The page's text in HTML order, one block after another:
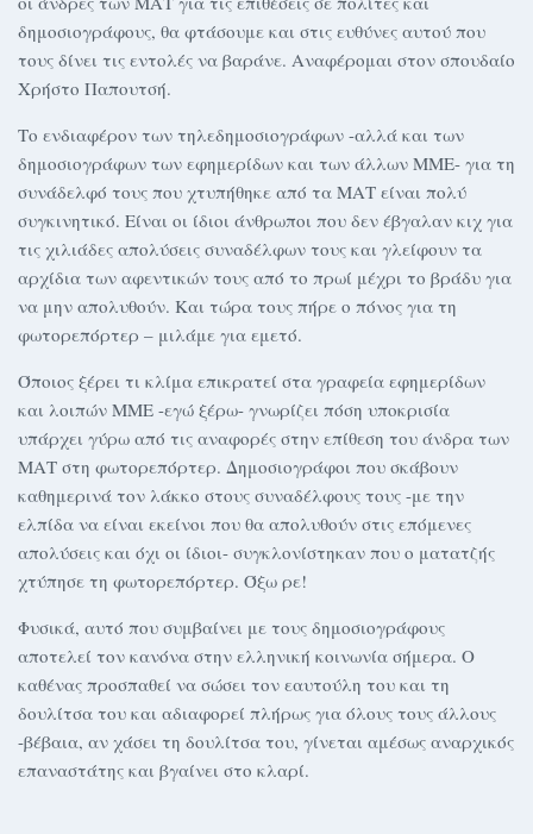
δημοσιογράφους, θα φτάσουμε και στις ευθύνες αυτού που
τους δίνει τις εντολές να βαράνε. Αναφέρομαι στον σπουδαίο
Χρήστο Παπουτσή.
Το ενδιαφέρον των τηλεδημοσιογράφων -αλλά και των
δημοσιογράφων των εφημερίδων και των άλλων ΜΜΕ- για τη
συνάδελφό τους που χτυπήθηκε από τα ΜΑΤ είναι πολύ
συγκινητικό. Είναι οι ίδιοι άνθρωποι που δεν έβγαλαν κιχ για
τις χιλιάδες απολύσεις συναδέλφων τους και γλείφουν τα
αρχίδια των αφεντικών τους από το πρωί μέχρι το βράδυ για
να μην απολυθούν. Και τώρα τους πήρε ο πόνος για τη
φωτορεπόρτερ – μιλάμε για εμετό.
Όποιος ξέρει τι κλίμα επικρατεί στα γραφεία εφημερίδων
και λοιπών ΜΜΕ -εγώ ξέρω- γνωρίζει πόση υποκρισία
υπάρχει γύρω από τις αναφορές στην επίθεση του άνδρα των
ΜΑΤ στη φωτορεπόρτερ. Δημοσιογράφοι που σκάβουν
καθημερινά τον λάκκο στους συναδέλφους τους -με την
ελπίδα να είναι εκείνοι που θα απολυθούν στις επόμενες
απολύσεις και όχι οι ίδιοι- συγκλονίστηκαν που ο ματατζής
χτύπησε τη φωτορεπόρτερ. Όξω ρε!
Φυσικά, αυτό που συμβαίνει με τους δημοσιογράφους
αποτελεί τον κανόνα στην ελληνική κοινωνία σήμερα. Ο
καθένας προσπαθεί να σώσει τον εαυτούλη του και τη
δουλίτσα του και αδιαφορεί πλήρως για όλους τους άλλους
-βέβαια, αν χάσει τη δουλίτσα του, γίνεται αμέσως αναρχικός
επαναστάτης και βγαίνει στο κλαρί.